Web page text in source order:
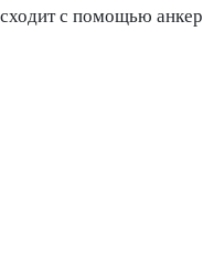
с помощью